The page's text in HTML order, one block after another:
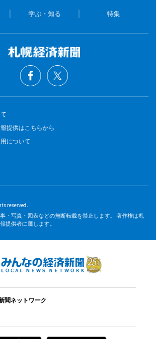
学ぶ・知る 特集
提供はこちらから
について
reserved.
・写真・図表などの無断転載を禁止します。 著作権は札
提供者に属します。
聞ネットワーク